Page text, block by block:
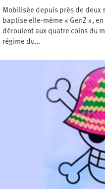
Mobilisée depuis près de deux
baptise elle-même « GenZ »,
déroulent aux quatre coins du
régime du…